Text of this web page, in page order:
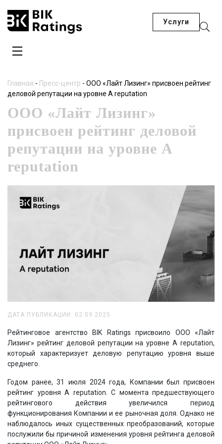
Услуги
Главная - Пресс-центр - ООО «Лайт Лизинг» присвоен рейтинг
деловой репутации на уровне A reputation
ООО «Лайт Лизинг»
присвоен рейтинг деловой
репутации на уровне A
reputation
ДАТА ПУБЛИКАЦИИ: 02.09.2025
Рейтинговое агентство BIK Ratings присвоило ООО «Лайт
Лизинг» рейтинг деловой репутации на уровне A reputation,
который характеризует деловую репутацию уровня выше
среднего.
Годом ранее, 31 июля 2024 года, Компании был присвоен
рейтинг уровня A reputation. С момента предшествующего
рейтингового действия увеличился период
функционирования Компании и ее рыночная доля. Однако не
наблюдалось иных существенных преобразований, которые
послужили бы причиной изменения уровня рейтинга деловой